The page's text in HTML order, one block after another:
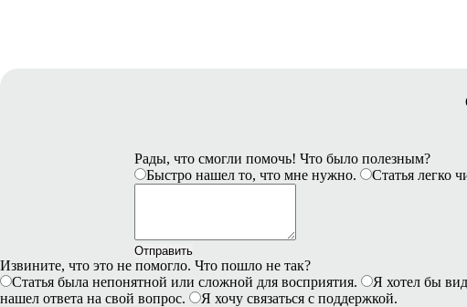
Рады, что смогли помочь! Что было полезным?
Быстро нашел то, что мне нужно.
Статья легко
Отправить
Извините, что это не помогло. Что пошло не так?
Статья была непонятной или сложной для восприятия.
Я хотел бы
нашел ответа на свой вопрос.
Я хочу связаться с поддержкой.